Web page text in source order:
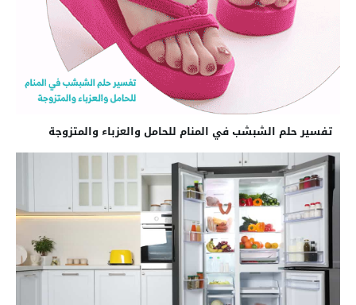
تفسير حلم الشبشب في المنام للحامل والعزباء والمتزوجة